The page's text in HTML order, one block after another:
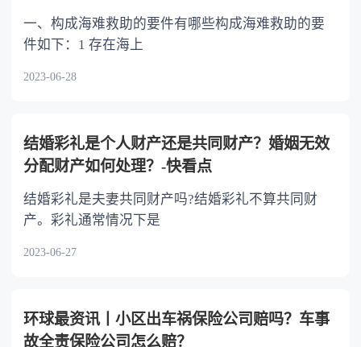
一、构成海难救助的要件有哪些构成海难救助的要
件如下：1 存在海上
2023-06-28
结婚彩礼是个人财产还是共同财产？婚姻无效
分配财产如何处理？-快看点
结婚彩礼是夫妻共同财产吗?结婚彩礼不算共同财
产。彩礼通常情况下是
2023-06-27
环球最资讯丨小区出车祸保险公司赔吗？车事
故全责保险公司怎么赔？